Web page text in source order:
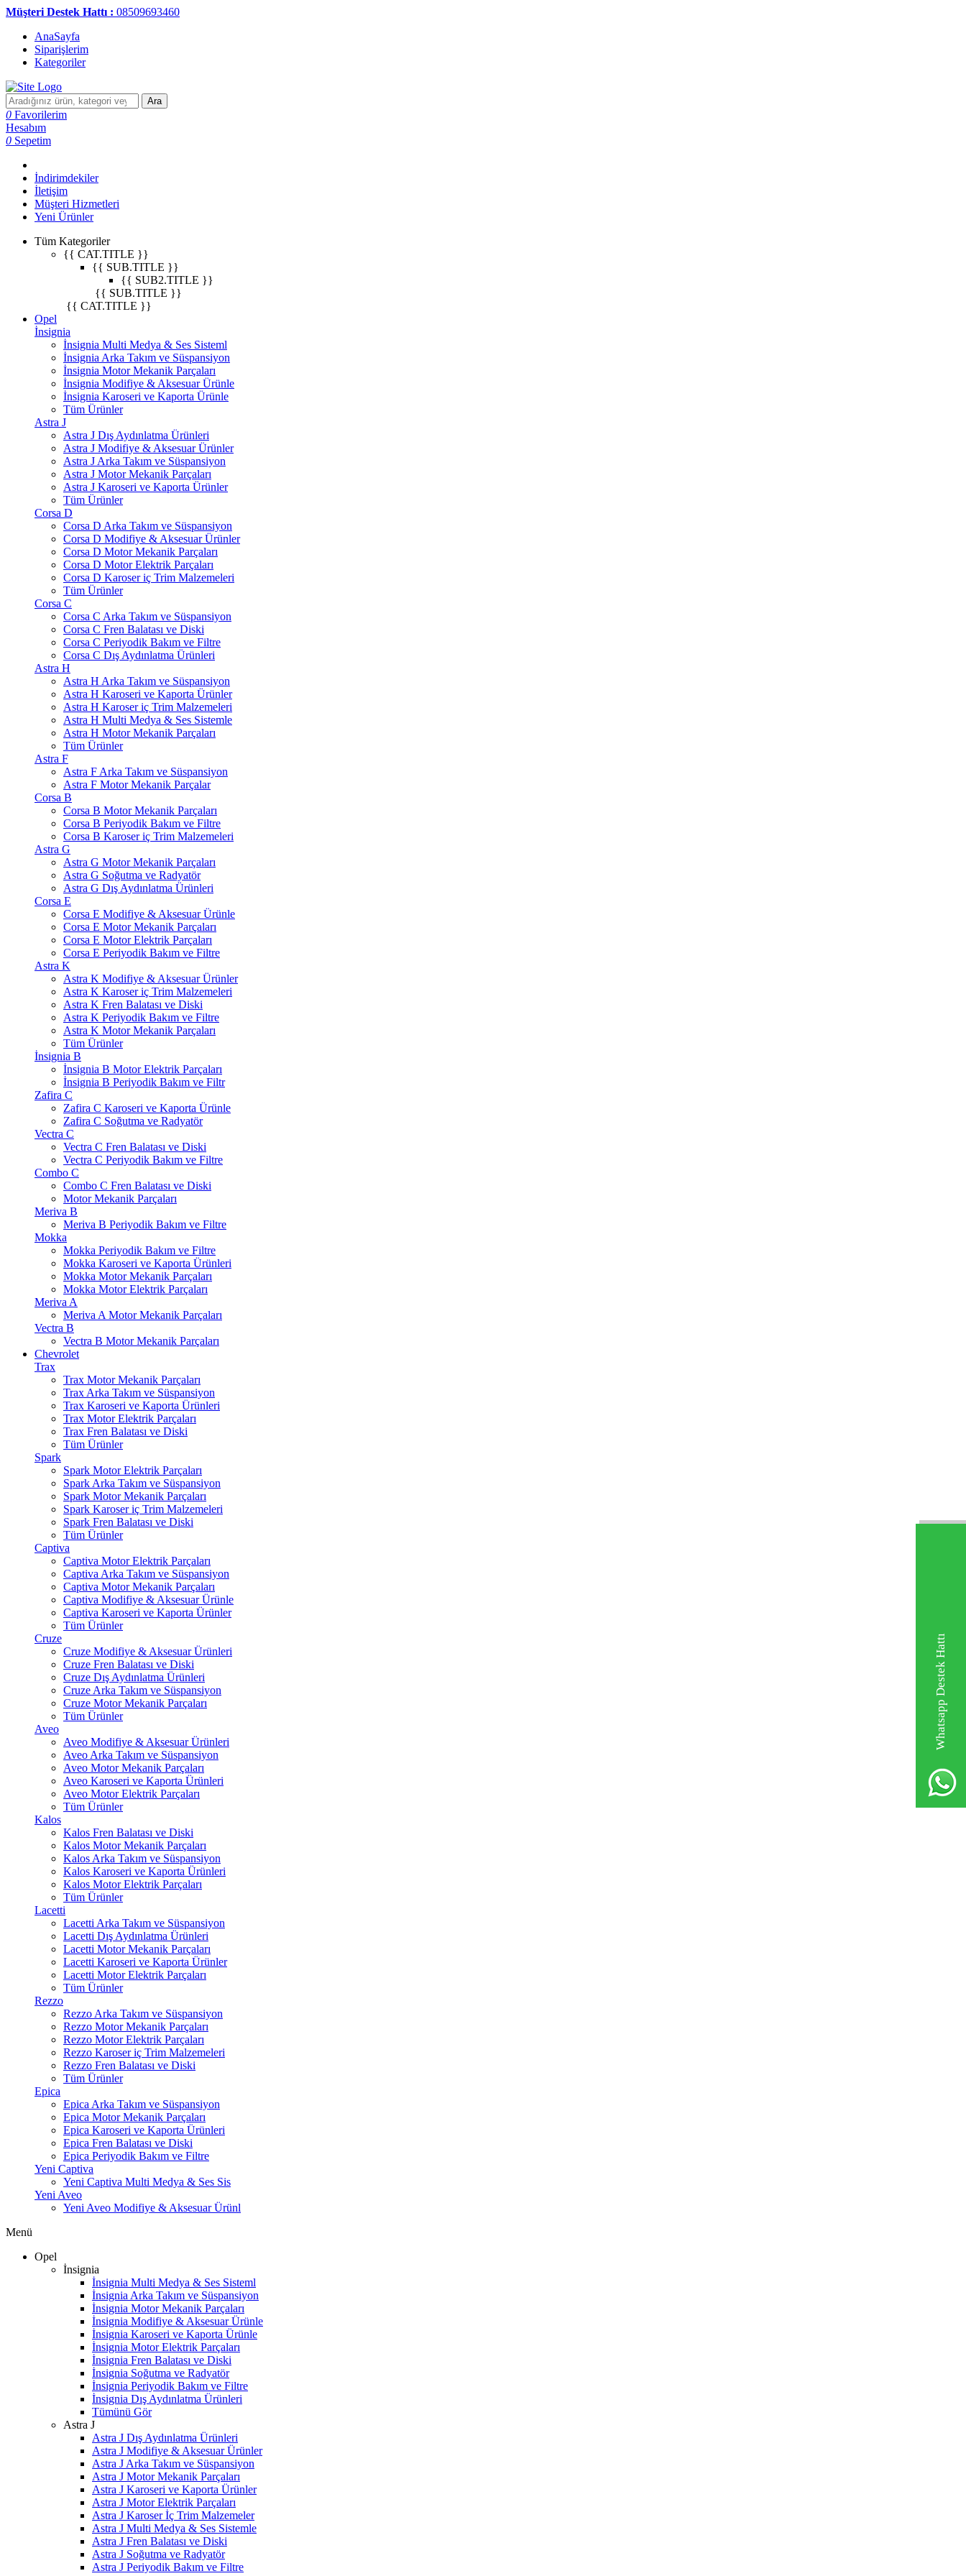
Whatsapp Destek Hattı
Müşteri Destek Hattı : 08509693460
AnaSayfa
Siparişlerim
Kategoriler
Ara
0 Favorilerim
Hesabım
0 Sepetim
İndirimdekiler
İletişim
Müşteri Hizmetleri
Yeni Ürünler
Tüm Kategoriler
{{ CAT.TITLE }}
{{ SUB.TITLE }}
{{ SUB2.TITLE }}
{{ SUB.TITLE }}
{{ CAT.TITLE }}
Opel
İnsignia
İnsignia Multi Medya & Ses Sisteml
İnsignia Arka Takım ve Süspansiyon
İnsignia Motor Mekanik Parçaları
İnsignia Modifiye & Aksesuar Ürünle
İnsignia Karoseri ve Kaporta Ürünle
Tüm Ürünler
Astra J
Astra J Dış Aydınlatma Ürünleri
Astra J Modifiye & Aksesuar Ürünler
Astra J Arka Takım ve Süspansiyon
Astra J Motor Mekanik Parçaları
Astra J Karoseri ve Kaporta Ürünler
Tüm Ürünler
Corsa D
Corsa D Arka Takım ve Süspansiyon
Corsa D Modifiye & Aksesuar Ürünler
Corsa D Motor Mekanik Parçaları
Corsa D Motor Elektrik Parçaları
Corsa D Karoser iç Trim Malzemeleri
Tüm Ürünler
Corsa C
Corsa C Arka Takım ve Süspansiyon
Corsa C Fren Balatası ve Diski
Corsa C Periyodik Bakım ve Filtre
Corsa C Dış Aydınlatma Ürünleri
Astra H
Astra H Arka Takım ve Süspansiyon
Astra H Karoseri ve Kaporta Ürünler
Astra H Karoser iç Trim Malzemeleri
Astra H Multi Medya & Ses Sistemle
Astra H Motor Mekanik Parçaları
Tüm Ürünler
Astra F
Astra F Arka Takım ve Süspansiyon
Astra F Motor Mekanik Parçalar
Corsa B
Corsa B Motor Mekanik Parçaları
Corsa B Periyodik Bakım ve Filtre
Corsa B Karoser iç Trim Malzemeleri
Astra G
Astra G Motor Mekanik Parçaları
Astra G Soğutma ve Radyatör
Astra G Dış Aydınlatma Ürünleri
Corsa E
Corsa E Modifiye & Aksesuar Ürünle
Corsa E Motor Mekanik Parçaları
Corsa E Motor Elektrik Parçaları
Corsa E Periyodik Bakım ve Filtre
Astra K
Astra K Modifiye & Aksesuar Ürünler
Astra K Karoser iç Trim Malzemeleri
Astra K Fren Balatası ve Diski
Astra K Periyodik Bakım ve Filtre
Astra K Motor Mekanik Parçaları
Tüm Ürünler
İnsignia B
İnsignia B Motor Elektrik Parçaları
İnsignia B Periyodik Bakım ve Filtr
Zafira C
Zafira C Karoseri ve Kaporta Ürünle
Zafira C Soğutma ve Radyatör
Vectra C
Vectra C Fren Balatası ve Diski
Vectra C Periyodik Bakım ve Filtre
Combo C
Combo C Fren Balatası ve Diski
Motor Mekanik Parçaları
Meriva B
Meriva B Periyodik Bakım ve Filtre
Mokka
Mokka Periyodik Bakım ve Filtre
Mokka Karoseri ve Kaporta Ürünleri
Mokka Motor Mekanik Parçaları
Mokka Motor Elektrik Parçaları
Meriva A
Meriva A Motor Mekanik Parçaları
Vectra B
Vectra B Motor Mekanik Parçaları
Chevrolet
Trax
Trax Motor Mekanik Parçaları
Trax Arka Takım ve Süspansiyon
Trax Karoseri ve Kaporta Ürünleri
Trax Motor Elektrik Parçaları
Trax Fren Balatası ve Diski
Tüm Ürünler
Spark
Spark Motor Elektrik Parçaları
Spark Arka Takım ve Süspansiyon
Spark Motor Mekanik Parçaları
Spark Karoser iç Trim Malzemeleri
Spark Fren Balatası ve Diski
Tüm Ürünler
Captiva
Captiva Motor Elektrik Parçaları
Captiva Arka Takım ve Süspansiyon
Captiva Motor Mekanik Parçaları
Captiva Modifiye & Aksesuar Ürünle
Captiva Karoseri ve Kaporta Ürünler
Tüm Ürünler
Cruze
Cruze Modifiye & Aksesuar Ürünleri
Cruze Fren Balatası ve Diski
Cruze Dış Aydınlatma Ürünleri
Cruze Arka Takım ve Süspansiyon
Cruze Motor Mekanik Parçaları
Tüm Ürünler
Aveo
Aveo Modifiye & Aksesuar Ürünleri
Aveo Arka Takım ve Süspansiyon
Aveo Motor Mekanik Parçaları
Aveo Karoseri ve Kaporta Ürünleri
Aveo Motor Elektrik Parçaları
Tüm Ürünler
Kalos
Kalos Fren Balatası ve Diski
Kalos Motor Mekanik Parçaları
Kalos Arka Takım ve Süspansiyon
Kalos Karoseri ve Kaporta Ürünleri
Kalos Motor Elektrik Parçaları
Tüm Ürünler
Lacetti
Lacetti Arka Takım ve Süspansiyon
Lacetti Dış Aydınlatma Ürünleri
Lacetti Motor Mekanik Parçaları
Lacetti Karoseri ve Kaporta Ürünler
Lacetti Motor Elektrik Parçaları
Tüm Ürünler
Rezzo
Rezzo Arka Takım ve Süspansiyon
Rezzo Motor Mekanik Parçaları
Rezzo Motor Elektrik Parçaları
Rezzo Karoser iç Trim Malzemeleri
Rezzo Fren Balatası ve Diski
Tüm Ürünler
Epica
Epica Arka Takım ve Süspansiyon
Epica Motor Mekanik Parçaları
Epica Karoseri ve Kaporta Ürünleri
Epica Fren Balatası ve Diski
Epica Periyodik Bakım ve Filtre
Yeni Captiva
Yeni Captiva Multi Medya & Ses Sis
Yeni Aveo
Yeni Aveo Modifiye & Aksesuar Ürünl
Menü
Opel
İnsignia
İnsignia Multi Medya & Ses Sisteml
İnsignia Arka Takım ve Süspansiyon
İnsignia Motor Mekanik Parçaları
İnsignia Modifiye & Aksesuar Ürünle
İnsignia Karoseri ve Kaporta Ürünle
İnsignia Motor Elektrik Parçaları
İnsignia Fren Balatası ve Diski
İnsignia Soğutma ve Radyatör
İnsignia Periyodik Bakım ve Filtre
İnsignia Dış Aydınlatma Ürünleri
Tümünü Gör
Astra J
Astra J Dış Aydınlatma Ürünleri
Astra J Modifiye & Aksesuar Ürünler
Astra J Arka Takım ve Süspansiyon
Astra J Motor Mekanik Parçaları
Astra J Karoseri ve Kaporta Ürünler
Astra J Motor Elektrik Parçaları
Astra J Karoser İç Trim Malzemeler
Astra J Multi Medya & Ses Sistemle
Astra J Fren Balatası ve Diski
Astra J Soğutma ve Radyatör
Astra J Periyodik Bakım ve Filtre